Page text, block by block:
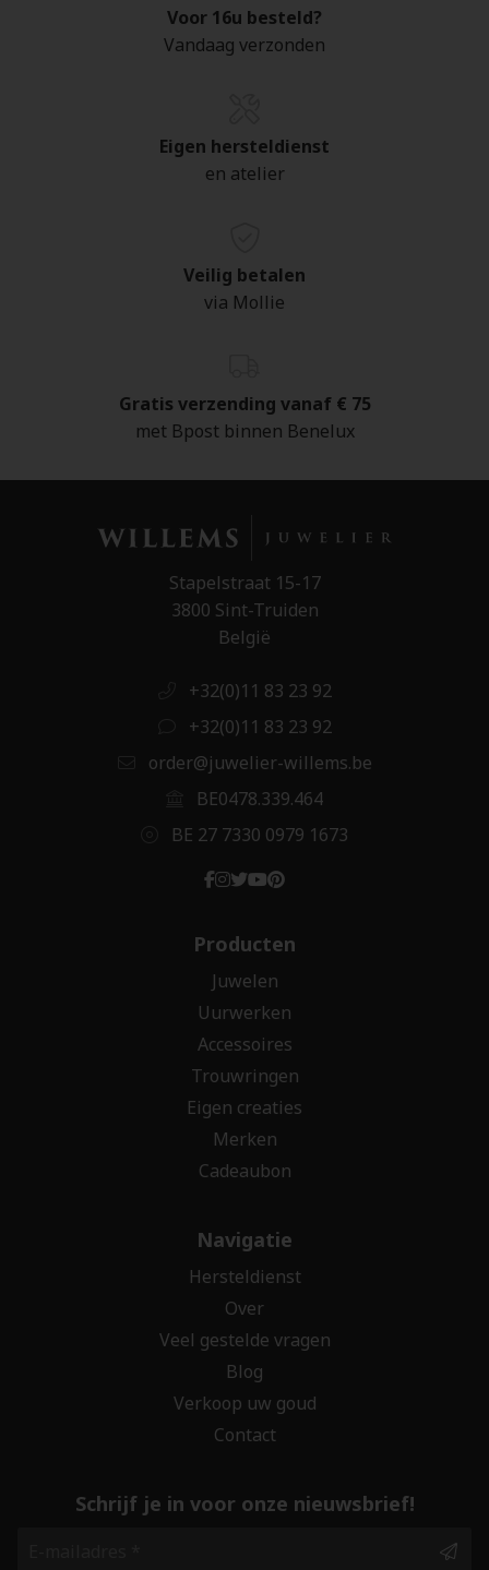
Voor 16u besteld?
Vandaag verzonden
Eigen hersteldienst
en atelier
Veilig betalen
via Mollie
Gratis verzending vanaf € 75
met Bpost binnen Benelux
Stapelstraat 15-17
3800 Sint-Truiden
België
+32(0)11 83 23 92
+32(0)11 83 23 92
order@juwelier-willems.be
BE0478.339.464
BE 27 7330 0979 1673
Producten
Juwelen
Uurwerken
Accessoires
Trouwringen
Eigen creaties
Merken
Cadeaubon
Navigatie
Hersteldienst
Over
Veel gestelde vragen
Blog
Verkoop uw goud
Contact
Schrijf je in voor onze nieuwsbrief!